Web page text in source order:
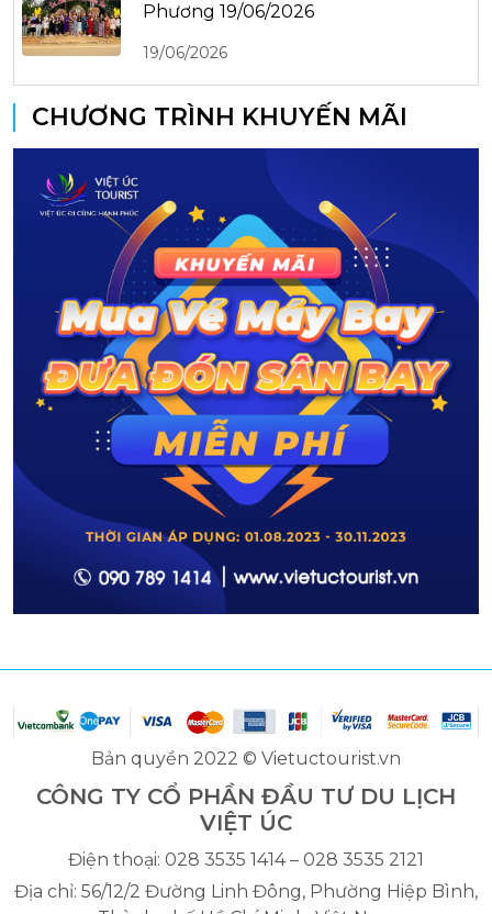
Phương 19/06/2026
19/06/2026
CHƯƠNG TRÌNH KHUYẾN MÃI
Bản quyền 2022 © Vietuctourist.vn
CÔNG TY CỔ PHẦN ĐẦU TƯ DU LỊCH
VIỆT ÚC
Điện thoại: 028 3535 1414 – 028 3535 2121
Địa chỉ: 56/12/2 Đường Linh Đông, Phường Hiệp Bình,